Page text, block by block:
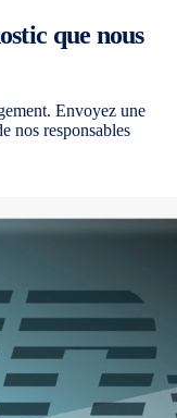
que nous
Envoyez une
nos responsables